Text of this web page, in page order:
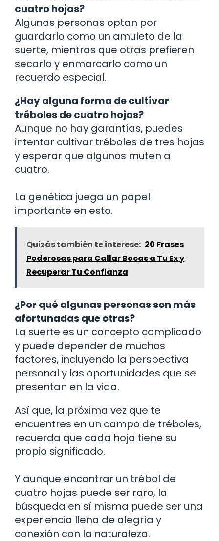
cuatro hojas?
Algunas personas optan por
guardarlo como un amuleto de la
suerte, mientras que otras prefieren
secarlo y enmarcarlo como un
recuerdo especial.
¿Hay alguna forma de cultivar
tréboles de cuatro hojas?
Aunque no hay garantías, puedes
intentar cultivar tréboles de tres hojas
y esperar que algunos muten a
cuatro.
La genética juega un papel
importante en esto.
Quizás también te interese: 20 Frases
Poderosas para Callar Bocas a Tu Ex y
Recuperar Tu Confianza
¿Por qué algunas personas son más
afortunadas que otras?
La suerte es un concepto complicado
y puede depender de muchos
factores, incluyendo la perspectiva
personal y las oportunidades que se
presentan en la vida.
Así que, la próxima vez que te
encuentres en un campo de tréboles,
recuerda que cada hoja tiene su
propio significado.
Y aunque encontrar un trébol de
cuatro hojas puede ser raro, la
búsqueda en sí misma puede ser una
experiencia llena de alegría y
conexión con la naturaleza.